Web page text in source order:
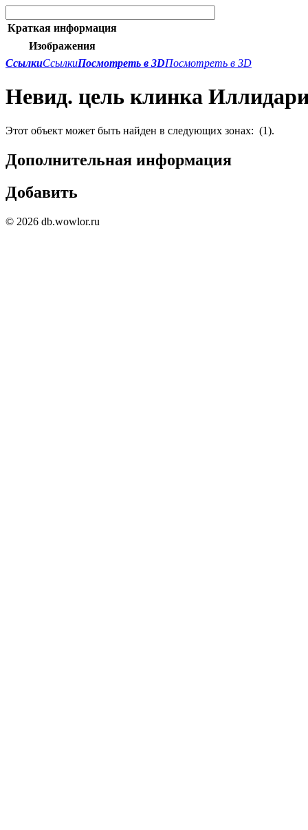
Краткая информация
Изображения
СсылкиСсылкиПосмотреть в 3DПосмотреть в 3D
Невид. цель клинка
Этот объект может быть найден в следующих зонах: (1).
Дополнительная информация
Добавить
© 2026 db.wowlor.ru